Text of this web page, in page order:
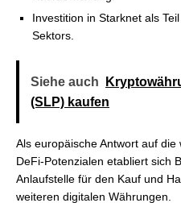
Investition in Starknet als
Sektors.
Siehe auch
(SLP) kaufen
Als europäische Antwort auf
DeFi-Potenzialen etabliert sich
Anlaufstelle für den Kauf und
weiteren digitalen Währungen.